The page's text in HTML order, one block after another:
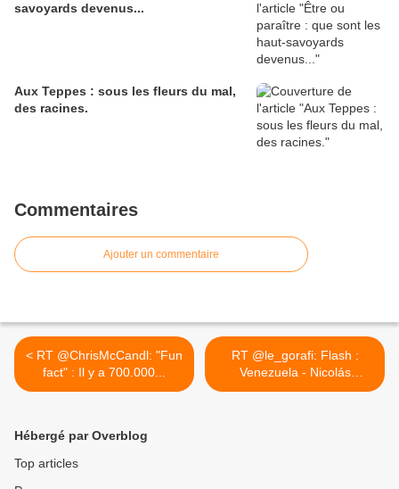
savoyards devenus...
Aux Teppes : sous les fleurs du mal,
des racines.
Commentaires
Ajouter un commentaire
< RT @ChrisMcCandl: "Fun
fact" : Il y a 700.000...
RT @le_gorafi: Flash :
Venezuela - Nicolás
Maduro... >
Hébergé par Overblog
Top articles